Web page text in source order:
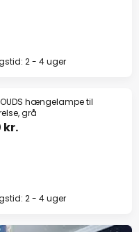
2 - 4 uger
hængelampe til
grå
kr.
2 - 4 uger